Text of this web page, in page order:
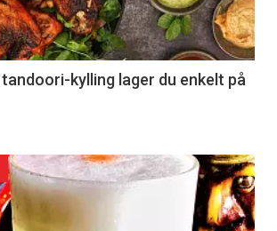
kylling lager du enkelt på